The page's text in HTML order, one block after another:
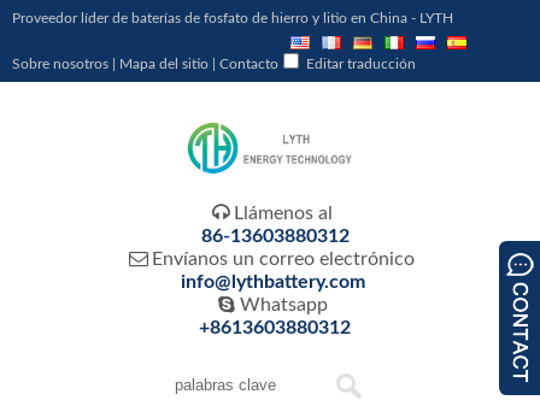
Proveedor líder de baterías de fosfato de hierro y litio en China - LYTH
Sobre nosotros Mapa del sitio Contacto Editar traducción
 Llámenos al
86-13603880312
 Envíanos un correo electrónico
info@lythbattery.com
 Whatsapp
+8613603880312